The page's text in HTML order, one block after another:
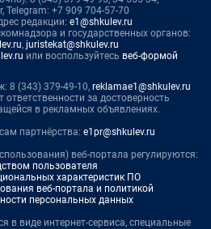
Telegram: +7 909 704-57-70
редакции: e1@shkulev.ru
и государственных органов:
, juristekat@shkulev.ru
или воспользуйтесь веб-формой
8 (343) 379-49-10, reklamae1@shkulev.ru
ответственности за достоверность
в рекламных объявлениях.
партнёрства: e1pr@shkulev.ru
веб-портала регулируются:
пользователя
характеристик ПО
веб-портала и политикой
персональных данных
в виде интернет-сервиса, специальные